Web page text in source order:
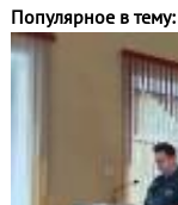
Популярное в тему: